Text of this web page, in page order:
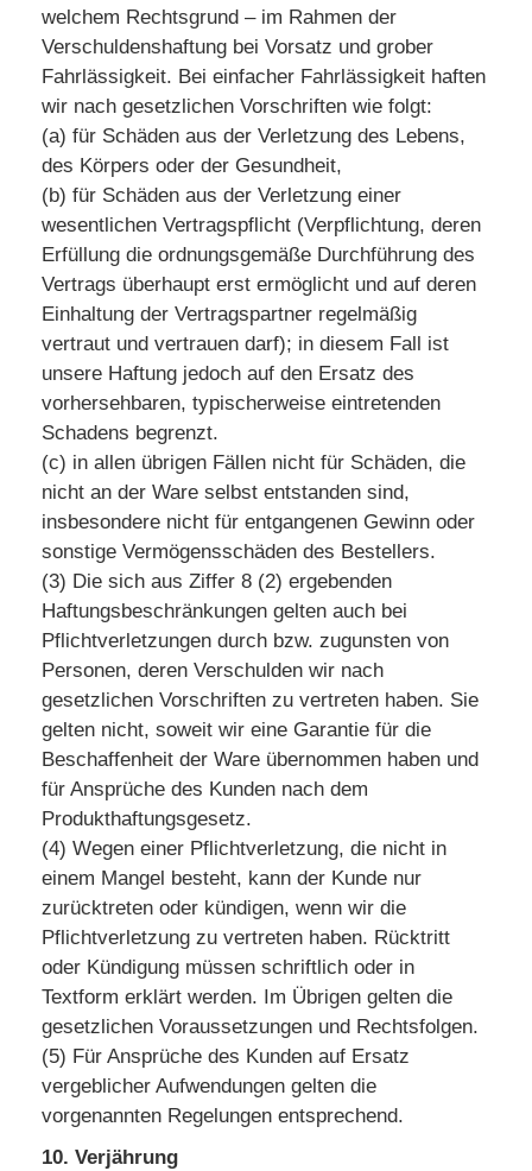
welchem Rechtsgrund – im Rahmen der
Verschuldenshaftung bei Vorsatz und grober
Fahrlässigkeit. Bei einfacher Fahrlässigkeit haften
wir nach gesetzlichen Vorschriften wie folgt:
(a) für Schäden aus der Verletzung des Lebens,
des Körpers oder der Gesundheit,
(b) für Schäden aus der Verletzung einer
wesentlichen Vertragspflicht (Verpflichtung, deren
Erfüllung die ordnungsgemäße Durchführung des
Vertrags überhaupt erst ermöglicht und auf deren
Einhaltung der Vertragspartner regelmäßig
vertraut und vertrauen darf); in diesem Fall ist
unsere Haftung jedoch auf den Ersatz des
vorhersehbaren, typischerweise eintretenden
Schadens begrenzt.
(c) in allen übrigen Fällen nicht für Schäden, die
nicht an der Ware selbst entstanden sind,
insbesondere nicht für entgangenen Gewinn oder
sonstige Vermögensschäden des Bestellers.
(3) Die sich aus Ziffer 8 (2) ergebenden
Haftungsbeschränkungen gelten auch bei
Pflichtverletzungen durch bzw. zugunsten von
Personen, deren Verschulden wir nach
gesetzlichen Vorschriften zu vertreten haben. Sie
gelten nicht, soweit wir eine Garantie für die
Beschaffenheit der Ware übernommen haben und
für Ansprüche des Kunden nach dem
Produkthaftungsgesetz.
(4) Wegen einer Pflichtverletzung, die nicht in
einem Mangel besteht, kann der Kunde nur
zurücktreten oder kündigen, wenn wir die
Pflichtverletzung zu vertreten haben. Rücktritt
oder Kündigung müssen schriftlich oder in
Textform erklärt werden. Im Übrigen gelten die
gesetzlichen Voraussetzungen und Rechtsfolgen.
(5) Für Ansprüche des Kunden auf Ersatz
vergeblicher Aufwendungen gelten die
vorgenannten Regelungen entsprechend.
10. Verjährung